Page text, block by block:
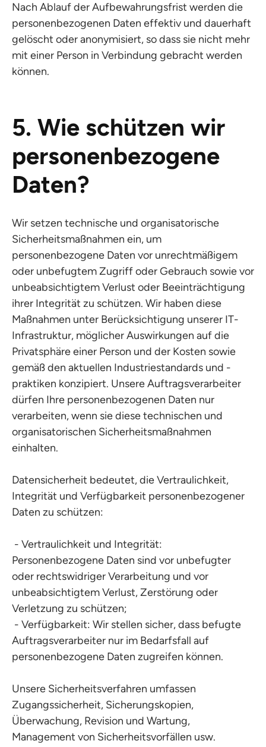
Nach Ablauf der Aufbewahrungsfrist werden die
personenbezogenen Daten effektiv und dauerhaft
gelöscht oder anonymisiert, so dass sie nicht mehr
mit einer Person in Verbindung gebracht werden
können.
5. Wie schützen wir
personenbezogene
Daten?
Wir setzen technische und organisatorische
Sicherheitsmaßnahmen ein, um
personenbezogene Daten vor unrechtmäßigem
oder unbefugtem Zugriff oder Gebrauch sowie vor
unbeabsichtigtem Verlust oder Beeinträchtigung
ihrer Integrität zu schützen. Wir haben diese
Maßnahmen unter Berücksichtigung unserer IT-
Infrastruktur, möglicher Auswirkungen auf die
Privatsphäre einer Person und der Kosten sowie
gemäß den aktuellen Industriestandards und -
praktiken konzipiert. Unsere Auftragsverarbeiter
dürfen Ihre personenbezogenen Daten nur
verarbeiten, wenn sie diese technischen und
organisatorischen Sicherheitsmaßnahmen
einhalten.
Datensicherheit bedeutet, die Vertraulichkeit,
Integrität und Verfügbarkeit personenbezogener
Daten zu schützen:
- Vertraulichkeit und Integrität:
Personenbezogene Daten sind vor unbefugter
oder rechtswidriger Verarbeitung und vor
unbeabsichtigtem Verlust, Zerstörung oder
Verletzung zu schützen;
- Verfügbarkeit: Wir stellen sicher, dass befugte
Auftragsverarbeiter nur im Bedarfsfall auf
personenbezogene Daten zugreifen können.
Unsere Sicherheitsverfahren umfassen
Zugangssicherheit, Sicherungskopien,
Überwachung, Revision und Wartung,
Management von Sicherheitsvorfällen usw.